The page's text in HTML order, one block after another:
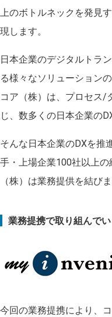
上のボトルネックを発見
現します。
日本企業のデジタルトラ
る様々なソリューション
コア（株）は、プロセス/
じ、数多くの日本企業の
そんな日本企業のDXを推
⼿・上場企業100社以上
（株）は業務提供を結びま
業務提携で取り組んで
今回の業務提携により、